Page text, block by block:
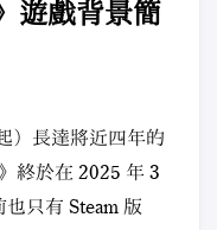
遊戲背景簡
）長達將近四年的
》終於在 2025 年 3
只有 Steam 版